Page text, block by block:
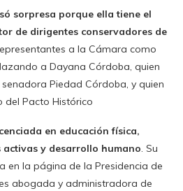
sorpresa porque ella tiene el
de dirigentes conservadores de
a la Cámara como
a Dayana Córdoba, quien
Piedad Córdoba, y quien
del Pacto Histórico
en educación física,
y desarrollo humano. Su
en la página de la Presidencia de
abogada y administradora de